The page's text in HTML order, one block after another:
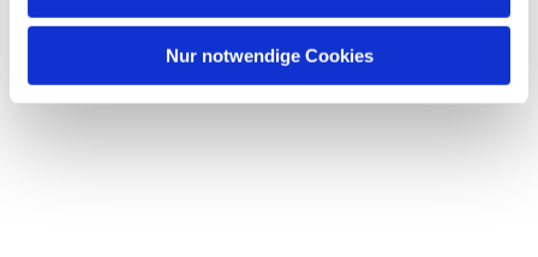
Nur notwendige Cookies